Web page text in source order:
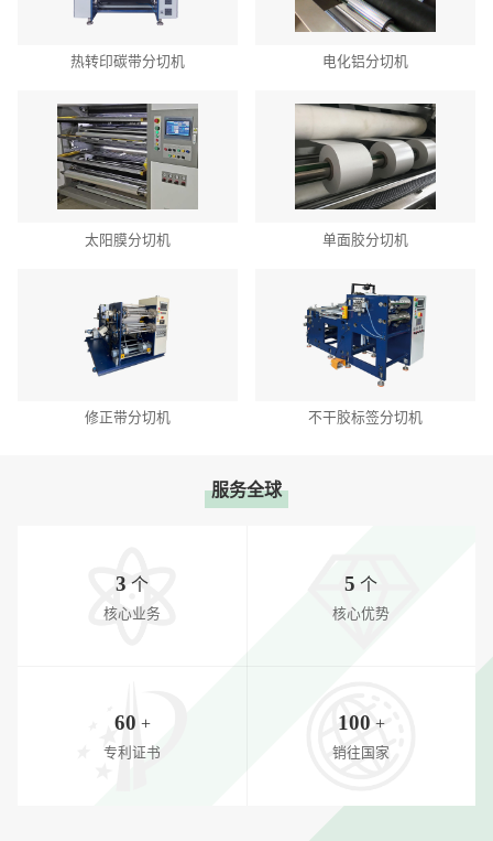
热转印碳带分切机 电化铝分切机
太阳膜分切机 单面胶分切机
修正带分切机 不干胶标签分切机
服务全球
3 个
核心业务
5 个
核心优势
60 +
专利证书
100 +
销往国家